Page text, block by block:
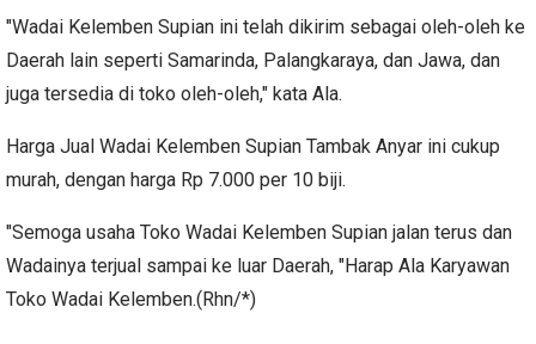
"Wadai Kelemben Supian ini telah dikirim sebagai oleh-oleh ke
Daerah lain seperti Samarinda, Palangkaraya, dan Jawa, dan
juga tersedia di toko oleh-oleh," kata Ala.
Harga Jual Wadai Kelemben Supian Tambak Anyar ini cukup
murah, dengan harga Rp 7.000 per 10 biji.
"Semoga usaha Toko Wadai Kelemben Supian jalan terus dan
Wadainya terjual sampai ke luar Daerah, "Harap Ala Karyawan
Toko Wadai Kelemben.(Rhn/*)